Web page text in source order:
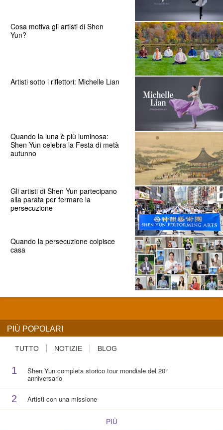
Cosa motiva gli artisti di Shen
Yun?
Artisti sotto i riflettori: Michelle Lian
Quando la luna è più luminosa:
Shen Yun celebra la Festa di metà
autunno
Gli artisti di Shen Yun partecipano
alla parata per fermare la
persecuzione
Quando la persecuzione colpisce
casa
PIÙ POPOLARI
TUTTO NOTIZIE BLOG
1 Shen Yun completa storico tour mondiale del 20°
anniversario
2 Artisti con una missione
PIÙ